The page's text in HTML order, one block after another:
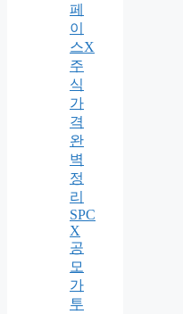
페
이
스X
주
식
가
격
완
벽
정
리
SPC
X
공
모
가
투